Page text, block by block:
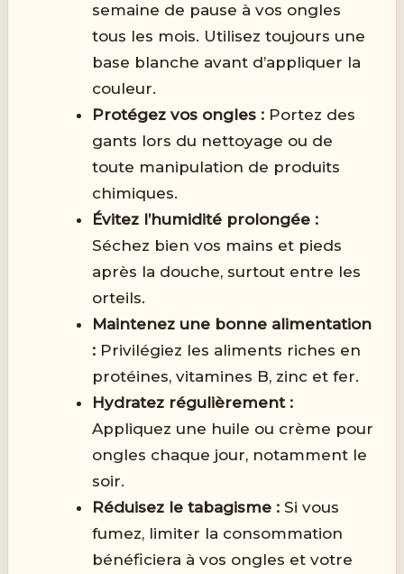
semaine de pause à vos ongles
tous les mois. Utilisez toujours une
base blanche avant d’appliquer la
couleur.
Protégez vos ongles : Portez des
gants lors du nettoyage ou de
toute manipulation de produits
chimiques.
Évitez l’humidité prolongée :
Séchez bien vos mains et pieds
après la douche, surtout entre les
orteils.
Maintenez une bonne alimentation
: Privilégiez les aliments riches en
protéines, vitamines B, zinc et fer.
Hydratez régulièrement :
Appliquez une huile ou crème pour
ongles chaque jour, notamment le
soir.
Réduisez le tabagisme : Si vous
fumez, limiter la consommation
bénéficiera à vos ongles et votre